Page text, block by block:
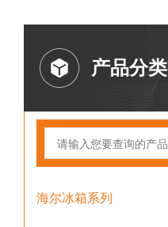
产品分类
海尔冰箱系列